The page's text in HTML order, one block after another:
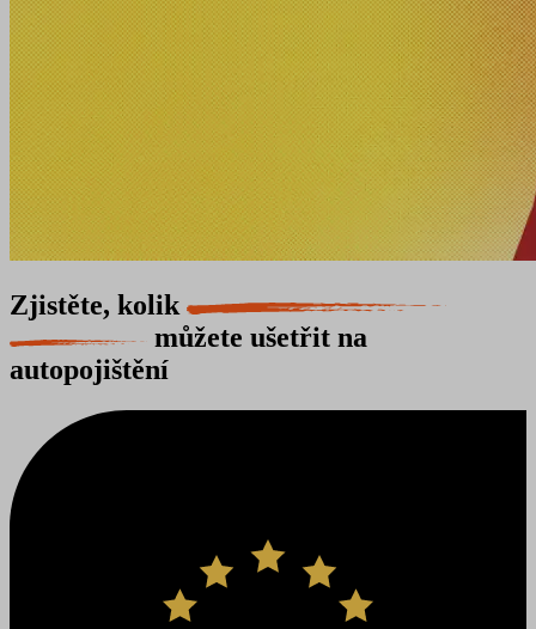
Zjistěte, kolik
můžete ušetřit na
autopojištění